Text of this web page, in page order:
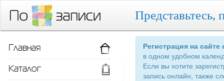
Представьтесь,
Регистрация на
в одном удобном
Если вы хотите
запись онлайн, также
Главная
Каталог